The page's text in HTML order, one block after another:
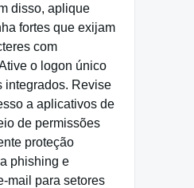
disso, aplique
fortes que exijam
com
o logon único
integrados. Revise
a aplicativos de
de permissões
proteção
phishing e
mail para setores